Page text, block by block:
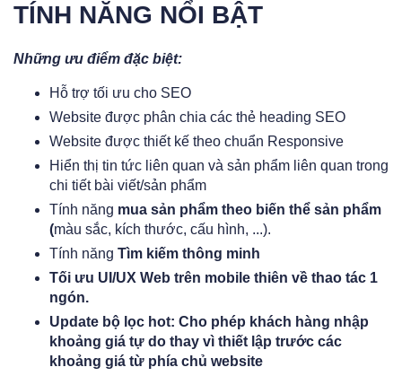
TÍNH NĂNG NỔI BẬT
Những ưu điểm đặc biệt:
Hỗ trợ tối ưu cho SEO
Website được phân chia các thẻ heading SEO
Website được thiết kế theo chuẩn Responsive
Hiển thị tin tức liên quan và sản phẩm liên quan trong
chi tiết bài viết/sản phẩm
Tính năng mua sản phẩm theo biến thể sản phẩm
(màu sắc, kích thước, cấu hình, ...).
Tính năng Tìm kiếm thông minh
Tối ưu UI/UX Web trên mobile thiên về thao tác 1
ngón.
Update bộ lọc hot: Cho phép khách hàng nhập
khoảng giá tự do thay vì thiết lập trước các
khoảng giá từ phía chủ website